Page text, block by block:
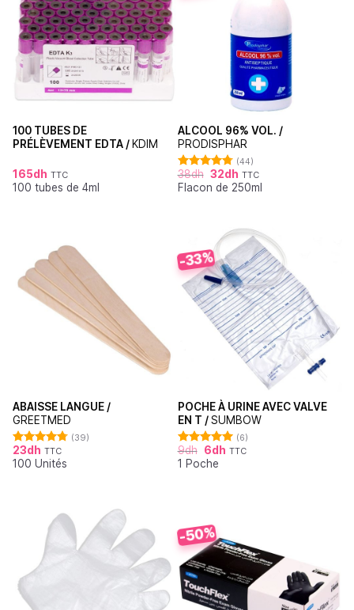
100 TUBES DE
PRÉLÈVEMENT EDTA / KDIM
165dh TTC
100 tubes de 4ml
ALCOOL 96% VOL. /
PRODISPHAR
Note 4.77
sur 5
(44)
38dh 32dh TTC
Flacon de 250ml
ABAISSE LANGUE /
GREETMED
Note4.79
sur 5
(39)
23dh TTC
100 Unités
-33%
POCHE À URINE AVEC VALVE
EN T /SUMBOW
Note 5.00
sur 5
(6)
9dh 6dh TTC
1 Poche
-50%